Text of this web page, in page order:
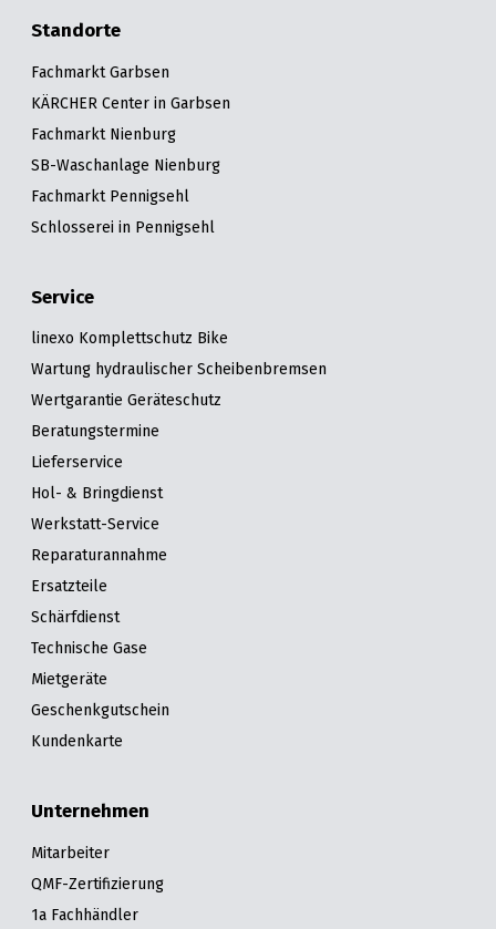
Standorte
Fachmarkt Garbsen
KÄRCHER Center in Garbsen
Fachmarkt Nienburg
SB-Waschanlage Nienburg
Fachmarkt Pennigsehl
Schlosserei in Pennigsehl
Service
linexo Komplettschutz Bike
Wartung hydraulischer Scheibenbremsen
Wertgarantie Geräteschutz
Beratungstermine
Lieferservice
Hol- & Bringdienst
Werkstatt-Service
Reparaturannahme
Ersatzteile
Schärfdienst
Technische Gase
Mietgeräte
Geschenkgutschein
Kundenkarte
Unternehmen
Mitarbeiter
QMF-Zertifizierung
1a Fachhändler